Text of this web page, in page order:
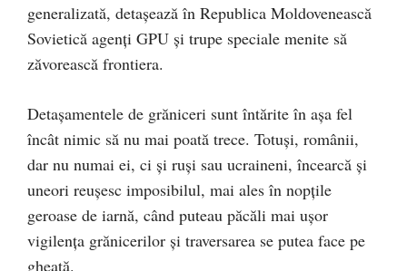
generalizată, detaşează în Republica Moldovenească
Sovietică agenţi GPU şi trupe speciale menite să
zăvorească frontiera.
Detaşamentele de grăniceri sunt întărite în aşa fel
încât nimic să nu mai poată trece. Totuşi, românii,
dar nu numai ei, ci şi ruşi sau ucraineni, încearcă şi
uneori reuşesc imposibilul, mai ales în nopţile
geroase de iarnă, când puteau păcăli mai uşor
vigilenţa grănicerilor şi traversarea se putea face pe
gheaţă.